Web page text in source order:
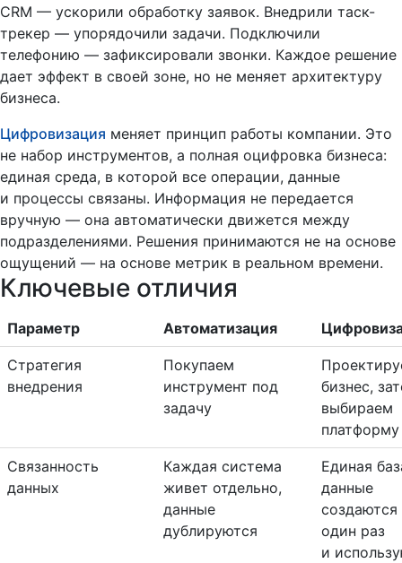
CRM — ускорили обработку заявок. Внедрили таск-
трекер — упорядочили задачи. Подключили
телефонию — зафиксировали звонки. Каждое решение
дает эффект в своей зоне, но не меняет архитектуру
бизнеса.
Цифровизация меняет принцип работы компании. Это
не набор инструментов, а полная оцифровка бизнеса:
единая среда, в которой все операции, данные
и процессы связаны. Информация не передается
вручную — она автоматически движется между
подразделениями. Решения принимаются не на основе
ощущений — на основе метрик в реальном времени.
Ключевые отличия
Параметр Автоматизация
Стратегия
внедрения
Покупаем
инструмент под
задачу
бизнес,
выбираем
платформу
Связанность
данных
Каждая система
живет отдельно,
данные
дублируются
Единая
данные
создаются
один раз
и